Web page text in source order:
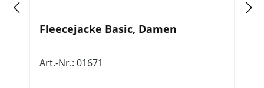
Fleecejacke Basic, Damen
Art.-Nr.: 01671